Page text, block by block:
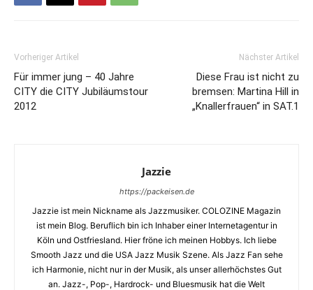
Vorheriger Artikel
Für immer jung – 40 Jahre
CITY die CITY Jubiläumstour
2012
Nächster Artikel
Diese Frau ist nicht zu
bremsen: Martina Hill in
„Knallerfrauen“ in SAT.1
Jazzie
https://packeisen.de
Jazzie ist mein Nickname als Jazzmusiker. COLOZINE Magazin
ist mein Blog. Beruflich bin ich Inhaber einer Internetagentur in
Köln und Ostfriesland. Hier fröne ich meinen Hobbys. Ich liebe
Smooth Jazz und die USA Jazz Musik Szene. Als Jazz Fan sehe
ich Harmonie, nicht nur in der Musik, als unser allerhöchstes Gut
an. Jazz-, Pop-, Hardrock- und Bluesmusik hat die Welt